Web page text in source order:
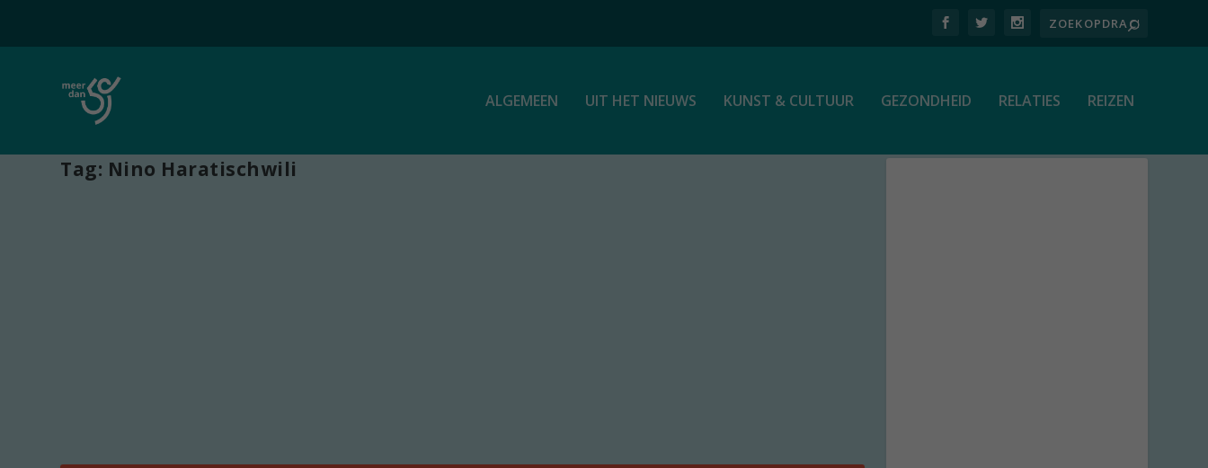
ALGEMEEN UIT HET NIEUWS KUNST & CULTUUR GEZONDHEID RELATIES REIZEN
Tag: Nino Haratischwili